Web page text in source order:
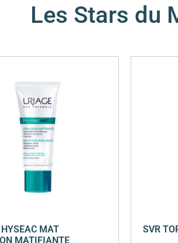
Les Stars du
SVR
MAT
MATIFIANTE